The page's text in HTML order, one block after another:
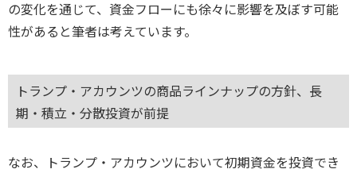
の変化を通じて、資金フローにも徐々に影響を及ぼす可能
性があると筆者は考えています。
トランプ・アカウンツの商品ラインナップの方針、長
期・積立・分散投資が前提
なお、トランプ・アカウンツにおいて初期資金を投資でき